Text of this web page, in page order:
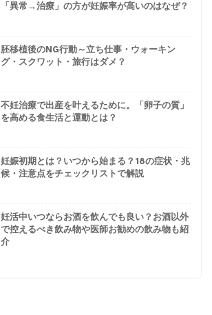
「異常→治療」の方が妊娠率が高いのはなぜ？
胚移植後のNG行動～立ち仕事・ウォーキン
グ・スクワット・旅行はダメ？
不妊治療で出産を叶えるために。「卵子の質」
を高める食生活と運動とは？
妊娠初期とは？いつから始まる？18の症状・兆
候・注意点をチェックリストで解説
妊活中いつならお酒を飲んでも良い？お酒以外
で控えるべき飲み物や医師お勧めの飲み物も紹
介